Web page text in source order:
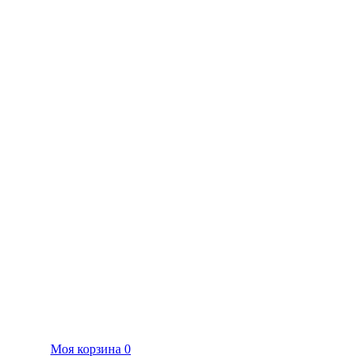
Моя корзина 0